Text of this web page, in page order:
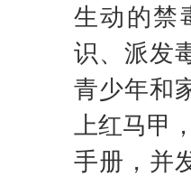
生动的禁
识、派发
青少年和
上红马甲
手册，并